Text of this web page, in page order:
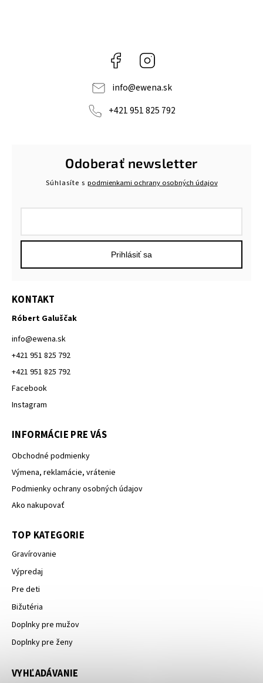
Facebook
info@ewena.sk
+421 951 825 792
Odoberať newsletter
Súhlasíte s podmienkami ochrany osobných údajov
Prihlásiť sa
KONTAKT
Róbert Galuščak
info@ewena.sk
+421 951 825 792
+421 951 825 792
Facebook
Instagram
INFORMÁCIE PRE VÁS
Obchodné podmienky
Výmena, reklamácie, vrátenie
Podmienky ochrany osobných údajov
Ako nakupovať
TOP KATEGORIE
Gravírovanie
Výpredaj
Pre deti
Bižutéria
Doplnky pre mužov
Doplnky pre ženy
VYHĽADÁVANIE